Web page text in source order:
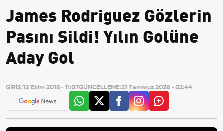
James Rodriguez Gözlerin
Pasını Sildi! Yılın Golüne
Aday Gol
GİRİŞ:13 Ekim 2018 - 11:07GÜNCELLEME:21 Temmuz 2026 - 02:44